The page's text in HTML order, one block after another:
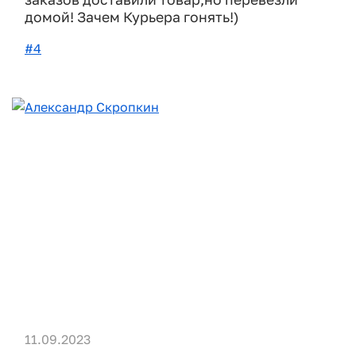
домой! Зачем Курьера гонять!)
#4
11.09.2023